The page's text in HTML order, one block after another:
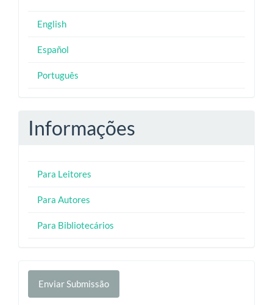
English
Español
Português
Informações
Para Leitores
Para Autores
Para Bibliotecários
Enviar
Submissão
Enviar Submissão